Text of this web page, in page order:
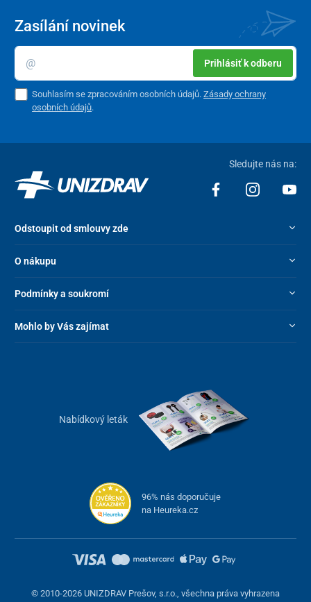
Zasílání novinek
Prihlásiť k odberu
Souhlasím se zpracováním osobních údajů.Zásady ochrany
osobních údajů.
Sledujte nás na:
Odstoupit od smlouvy zde
O nákupu
Podmínky a soukromí
Mohlo by Vás zajímat
Nabídkový leták
96% nás doporučuje
na Heureka.cz
© 2010-2026 UNIZDRAV Prešov, s.r.o., všechna práva vyhrazena